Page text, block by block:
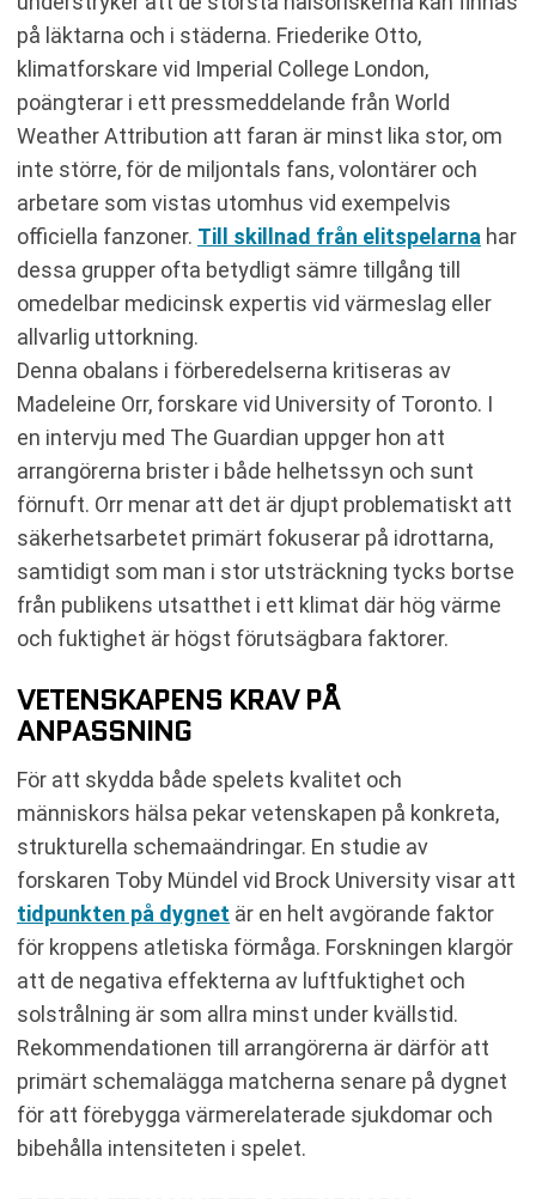
på läktarna och i städerna. Friederike Otto,
klimatforskare vid Imperial College London,
poängterar i ett pressmeddelande från World
Weather Attribution att faran är minst lika stor, om
inte större, för de miljontals fans, volontärer och
arbetare som vistas utomhus vid exempelvis
officiella fanzoner. Till skillnad från elitspelarna har
dessa grupper ofta betydligt sämre tillgång till
omedelbar medicinsk expertis vid värmeslag eller
allvarlig uttorkning.
Denna obalans i förberedelserna kritiseras av
Madeleine Orr, forskare vid University of Toronto. I
en intervju med The Guardian uppger hon att
arrangörerna brister i både helhetssyn och sunt
förnuft. Orr menar att det är djupt problematiskt att
säkerhetsarbetet primärt fokuserar på idrottarna,
samtidigt som man i stor utsträckning tycks bortse
från publikens utsatthet i ett klimat där hög värme
och fuktighet är högst förutsägbara faktorer.
VETENSKAPENS KRAV PÅ
ANPASSNING
För att skydda både spelets kvalitet och
människors hälsa pekar vetenskapen på konkreta,
strukturella schemaändringar. En studie av
forskaren Toby Mündel vid Brock University visar att
tidpunkten på dygnet är en helt avgörande faktor
för kroppens atletiska förmåga. Forskningen klargör
att de negativa effekterna av luftfuktighet och
solstrålning är som allra minst under kvällstid.
Rekommendationen till arrangörerna är därför att
primärt schemalägga matcherna senare på dygnet
för att förebygga värmerelaterade sjukdomar och
bibehålla intensiteten i spelet.